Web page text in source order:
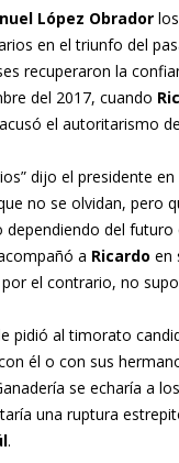
López Obrador los
en el triunfo del
recuperaron la
del 2017, cuando
el autoritarismo
dijo el presidente
no se olvidan, pero
dependiendo del futuro
a Ricardo en
por el contrario, no
pidió al timorato
él o con sus
se echaría a
una ruptura
.